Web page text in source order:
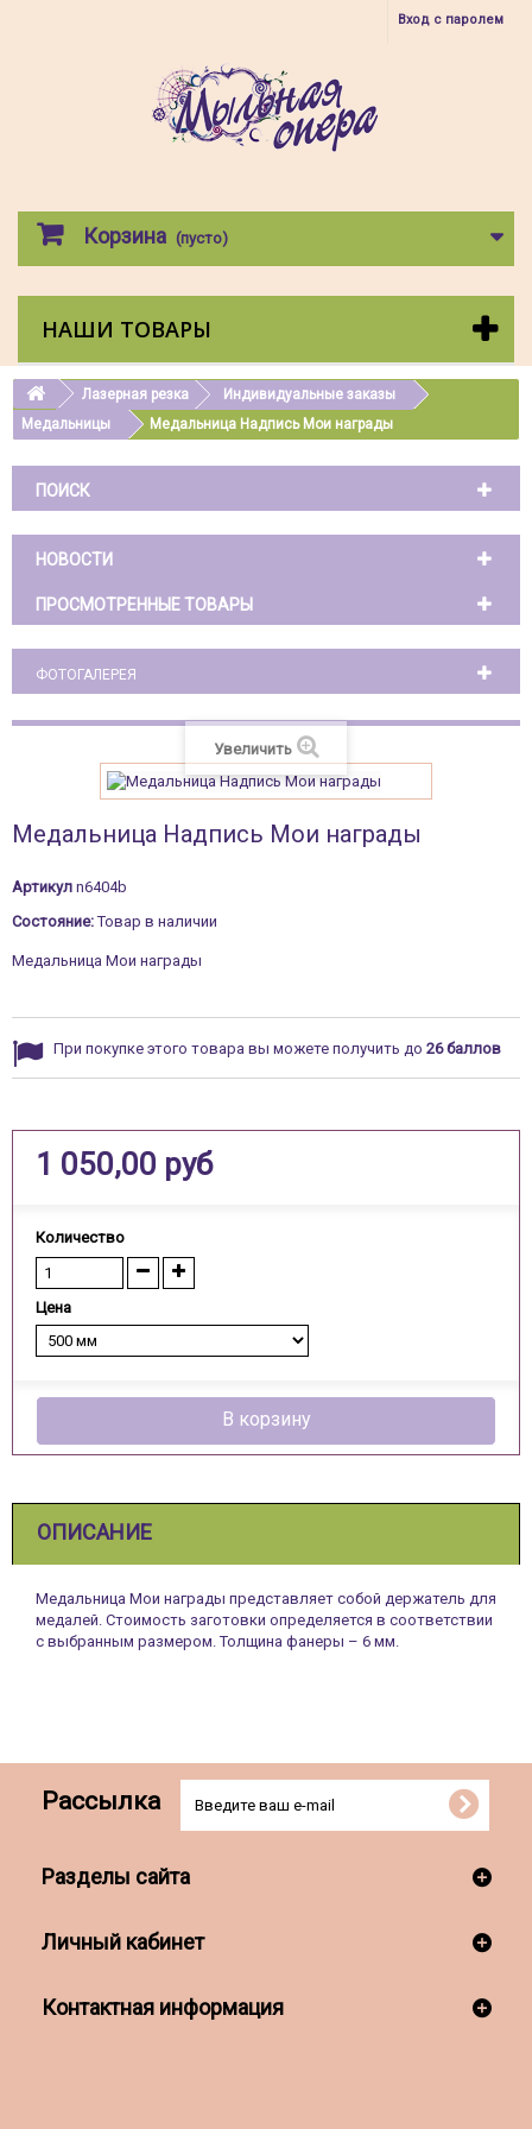
Вход с паролем
Корзина (пусто)
НАШИ ТОВАРЫ
Лазерная резка
Индивидуальные заказы
Медальницы
Медальница Надпись Мои награды
ПОИСК
НОВОСТИ
ПРОСМОТРЕННЫЕ ТОВАРЫ
ФОТОГАЛЕРЕЯ
Увеличить
Медальница Надпись Мои награды
Артикул n6404b
Состояние: Товар в наличии
Медальница Мои награды
При покупке этого товара вы можете получить до 26баллов
1 050,00 руб
Количество
Цена
В корзину
ОПИСАНИЕ
Медальница Мои награды представляет собой держатель для
медалей. Стоимость заготовки определяется в соответствии
с выбранным размером. Толщина фанеры – 6 мм.
Рассылка
Разделы сайта
Личный кабинет
Контактная информация